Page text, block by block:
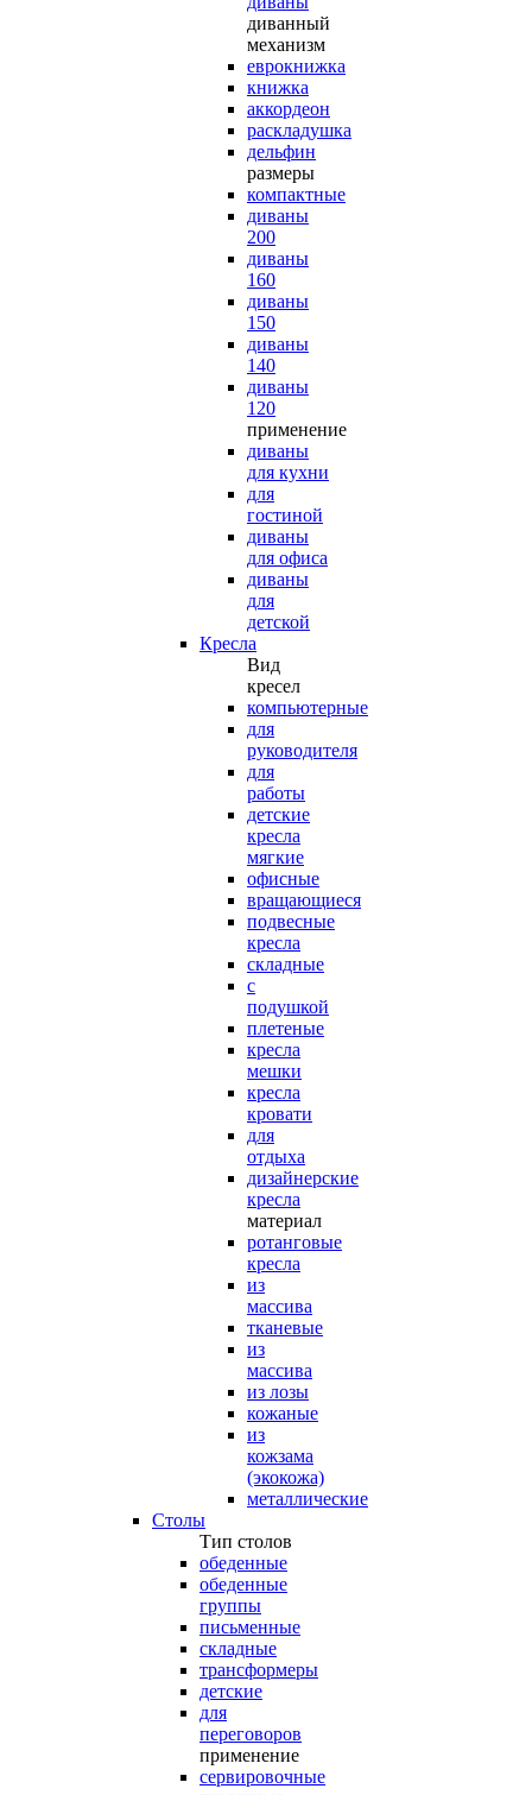
диванный
механизм
еврокнижка
книжка
аккордеон
раскладушка
дельфин
размеры
компактные
диваны
200
диваны
160
диваны
150
диваны
140
диваны
120
применение
диваны
для кухни
для
гостиной
диваны
для офиса
диваны
для
детской
Кресла
Вид
кресел
компьютерные
для
руководителя
для
работы
детские
кресла
мягкие
офисные
вращающиеся
подвесные
кресла
складные
с
подушкой
плетеные
кресла
мешки
кресла
кровати
для
отдыха
дизайнерские
кресла
материал
ротанговые
кресла
из
массива
тканевые
из
массива
из лозы
кожаные
из
кожзама
(экокожа)
металлические
Столы
Тип столов
обеденные
обеденные
группы
письменные
складные
трансформеры
детские
для
переговоров
применение
сервировочные